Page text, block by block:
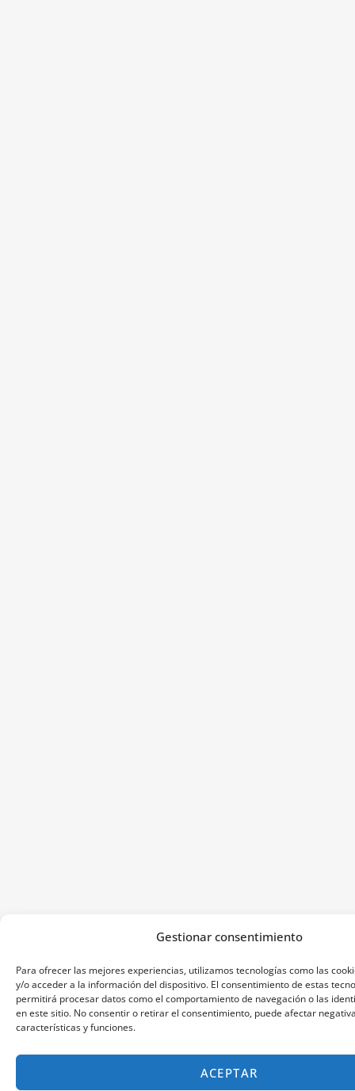
Gestionar consentimiento
Para ofrecer las mejores experiencias, utilizamos tecnologías como las
y/o acceder a la información del dispositivo. El consentimiento de estas
permitirá procesar datos como el comportamiento de navegación o las
en este sitio. No consentir o retirar el consentimiento, puede afectar
características y funciones.
ACEPTAR